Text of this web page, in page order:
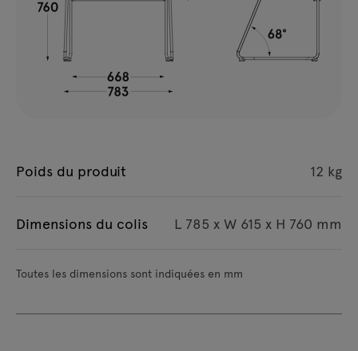
Poids du produit 12 kg
Dimensions du colis L 785 x W 615 x H 760 mm
Toutes les dimensions sont indiquées en mm